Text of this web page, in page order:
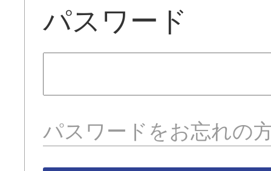
パスワード
パスワードをお忘れの